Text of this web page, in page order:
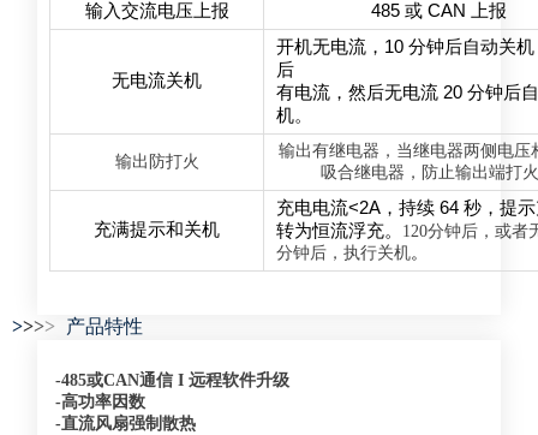
输入交流电压上报 485 或 CAN 上报
无电流关机
开机无电流， 10分钟后自动关
后
有电流，然后无电流 20分钟后
机。
输出防打火
输出有继电器，当继电器两侧电压
吸合继电器，防止输出端打
充满提示和关机
充电电流<2A ，持续64秒，提
转为恒流浮充。 120分钟后，或者
分钟后，执行关机。
>>>> 产品特性
-485或CAN通信 I 远程软件升级
-高功率因数
-直流风扇强制散热